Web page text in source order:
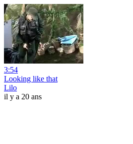
3:54
Looking like that
Lilo
il y a 20 ans